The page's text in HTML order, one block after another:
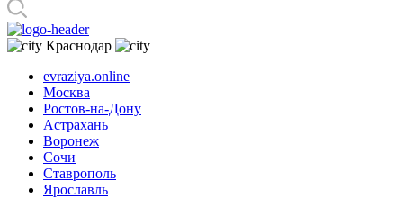
Краснодар
evraziya.online
Москва
Ростов-на-Дону
Астрахань
Воронеж
Сочи
Ставрополь
Ярославль